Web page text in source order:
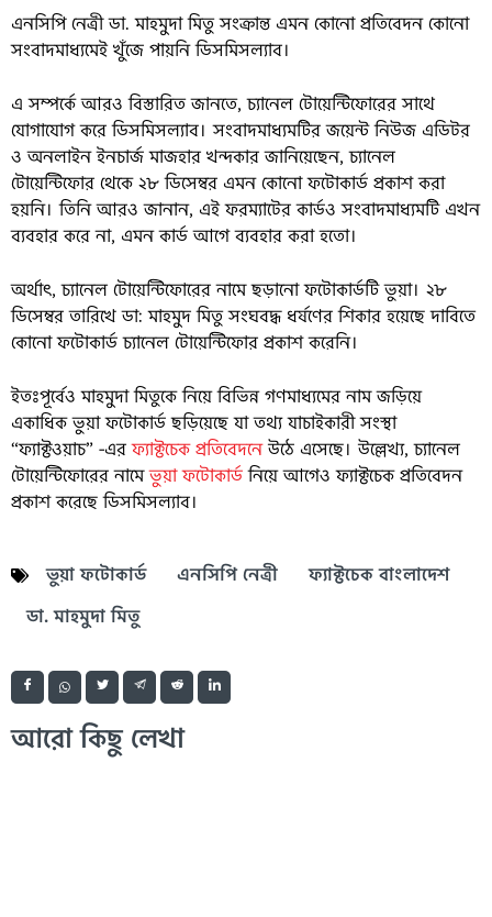
এনসিপি নেত্রী ডা. মাহমুদা মিতু সংক্রান্ত এমন কোনো প্রতিবেদন কোনো
সংবাদমাধ্যমেই খুঁজে পায়নি ডিসমিসল্যাব।
এ সম্পর্কে আরও বিস্তারিত জানতে, চ্যানেল টোয়েন্টিফোরের সাথে
যোগাযোগ করে ডিসমিসল্যাব। সংবাদমাধ্যমটির জয়েন্ট নিউজ এডিটর
ও অনলাইন ইনচার্জ মাজহার খন্দকার জানিয়েছেন, চ্যানেল
টোয়েন্টিফোর থেকে ২৮ ডিসেম্বর এমন কোনো ফটোকার্ড প্রকাশ করা
হয়নি। তিনি আরও জানান, এই ফরম্যাটের কার্ডও সংবাদমাধ্যমটি এখন
ব্যবহার করে না, এমন কার্ড আগে ব্যবহার করা হতো।
অর্থাৎ, চ্যানেল টোয়েন্টিফোরের নামে ছড়ানো ফটোকার্ডটি ভুয়া। ২৮
ডিসেম্বর তারিখে ডা: মাহমুদ মিতু সংঘবদ্ধ ধর্ষণের শিকার হয়েছে দাবিতে
কোনো ফটোকার্ড চ্যানেল টোয়েন্টিফোর প্রকাশ করেনি।
ইতঃপূর্বেও মাহমুদা মিতুকে নিয়ে বিভিন্ন গণমাধ্যমের নাম জড়িয়ে
একাধিক ভুয়া ফটোকার্ড ছড়িয়েছে যা তথ্য যাচাইকারী সংস্থা
“ফ্যাক্টওয়াচ” -এরফ্যাক্টচেক প্রতিবেদনেউঠে এসেছে। উল্লেখ্য, চ্যানেল
টোয়েন্টিফোরের নামেভুয়া ফটোকার্ডনিয়ে আগেও ফ্যাক্টচেক প্রতিবেদন
প্রকাশ করেছে ডিসমিসল্যাব।
ভুয়া ফটোকার্ড এনসিপি নেত্রী
ফ্যাক্টচেক বাংলাদেশ
ডা. মাহমুদা মিতু
আরো কিছু লেখা